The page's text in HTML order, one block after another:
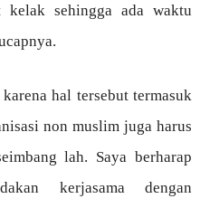
sehingga ada waktu
hal tersebut termasuk
non muslim juga harus
lah. Saya berharap
kerjasama dengan